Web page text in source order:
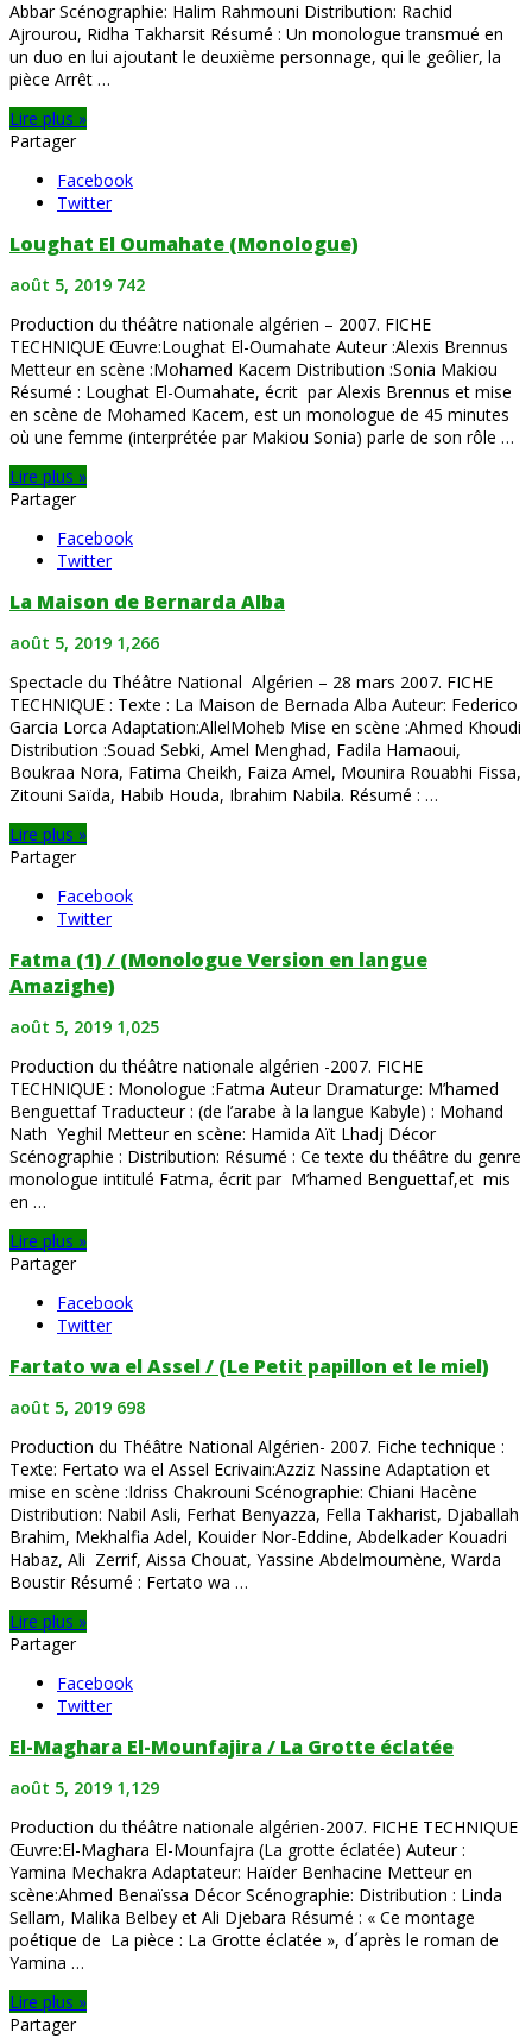
Abbar Scénographie: Halim Rahmouni Distribution: Rachid
Ajrourou, Ridha Takharsit Résumé : Un monologue transmué en
un duo en lui ajoutant le deuxième personnage, qui le geôlier, la
pièce Arrêt …
Lire plus »
Partager
Facebook
Twitter
Loughat El Oumahate (Monologue)
août 5, 2019 742
Production du théâtre nationale algérien – 2007. FICHE
TECHNIQUE Œuvre:Loughat El-Oumahate Auteur :Alexis Brennus
Metteur en scène :Mohamed Kacem Distribution :Sonia Makiou
Résumé : Loughat El-Oumahate, écrit par Alexis Brennus et mise
en scène de Mohamed Kacem, est un monologue de 45 minutes
où une femme (interprétée par Makiou Sonia) parle de son rôle …
Lire plus »
Partager
Facebook
Twitter
La Maison de Bernarda Alba
août 5, 2019 1,266
Spectacle du Théâtre National Algérien – 28 mars 2007. FICHE
TECHNIQUE : Texte : La Maison de Bernada Alba Auteur: Federico
Garcia Lorca Adaptation:AllelMoheb Mise en scène :Ahmed Khoudi
Distribution :Souad Sebki, Amel Menghad, Fadila Hamaoui,
Boukraa Nora, Fatima Cheikh, Faiza Amel, Mounira Rouabhi Fissa,
Zitouni Saïda, Habib Houda, Ibrahim Nabila. Résumé : …
Lire plus »
Partager
Facebook
Twitter
Fatma (1) / (Monologue Version en langue
Amazighe)
août 5, 2019 1,025
Production du théâtre nationale algérien -2007. FICHE
TECHNIQUE : Monologue :Fatma Auteur Dramaturge: M’hamed
Benguettaf Traducteur : (de l’arabe à la langue Kabyle) : Mohand
Nath Yeghil Metteur en scène: Hamida Aït Lhadj Décor
Scénographie : Distribution: Résumé : Ce texte du théâtre du genre
monologue intitulé Fatma, écrit par M’hamed Benguettaf,et mis
en …
Lire plus »
Partager
Facebook
Twitter
Fartato wa el Assel / (Le Petit papillon et le miel)
août 5, 2019 698
Production du Théâtre National Algérien- 2007. Fiche technique :
Texte: Fertato wa el Assel Ecrivain:Azziz Nassine Adaptation et
mise en scène :Idriss Chakrouni Scénographie: Chiani Hacène
Distribution: Nabil Asli, Ferhat Benyazza, Fella Takharist, Djaballah
Brahim, Mekhalfia Adel, Kouider Nor-Eddine, Abdelkader Kouadri
Habaz, Ali Zerrif, Aissa Chouat, Yassine Abdelmoumène, Warda
Boustir Résumé : Fertato wa …
Lire plus »
Partager
Facebook
Twitter
El-Maghara El-Mounfajira / La Grotte éclatée
août 5, 2019 1,129
Production du théâtre nationale algérien-2007. FICHE TECHNIQUE
Œuvre:El-Maghara El-Mounfajra (La grotte éclatée) Auteur :
Yamina Mechakra Adaptateur: Haïder Benhacine Metteur en
scène:Ahmed Benaïssa Décor Scénographie: Distribution : Linda
Sellam, Malika Belbey et Ali Djebara Résumé : « Ce montage
poétique de La pièce : La Grotte éclatée », d´après le roman de
Yamina …
Lire plus »
Partager